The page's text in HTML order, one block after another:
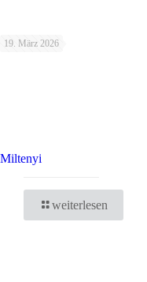
19. März 2026
Miltenyi
weiterlesen